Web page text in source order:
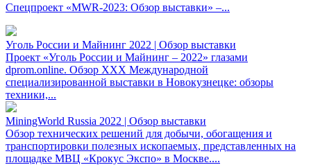
Спецпроект «MWR-2023: Обзор выставки» –...
Уголь России и Майнинг 2022 | Обзор выставки
Проект «Уголь России и Майнинг – 2022» глазами
dprom.online. Обзор XXX Международной
специализированной выставки в Новокузнецке: обзоры
техники,...
MiningWorld Russia 2022 | Обзор выставки
Обзор технических решений для добычи, обогащения и
транспортировки полезных ископаемых, представленных на
площадке МВЦ «Крокус Экспо» в Москве....